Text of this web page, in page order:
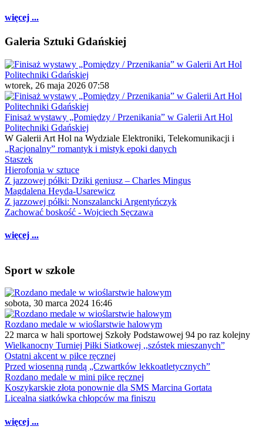
więcej ...
Galeria Sztuki Gdańskiej
wtorek, 26 maja 2026 07:58
Finisaż wystawy „Pomiędzy / Przenikania” w Galerii Art Hol
Politechniki Gdańskiej
W Galerii Art Hol na Wydziale Elektroniki, Telekomunikacji i
„Racjonalny” romantyk i mistyk epoki danych
Staszek
Hierofonia w sztuce
Z jazzowej półki: Dziki geniusz – Charles Mingus
Magdalena Heyda-Usarewicz
Z jazzowej półki: Nonszalancki Argentyńczyk
Zachować boskość - Wojciech Sęczawa
więcej ...
Sport w szkole
sobota, 30 marca 2024 16:46
Rozdano medale w wioślarstwie halowym
22 marca w hali sportowej Szkoły Podstawowej 94 po raz kolejny
Wielkanocny Turniej Piłki Siatkowej ,,szóstek mieszanych”
Ostatni akcent w piłce ręcznej
Przed wiosenną rundą „Czwartków lekkoatletycznych”
Rozdano medale w mini piłce ręcznej
Koszykarskie złota ponownie dla SMS Marcina Gortata
Licealna siatkówka chłopców ma finiszu
więcej ...